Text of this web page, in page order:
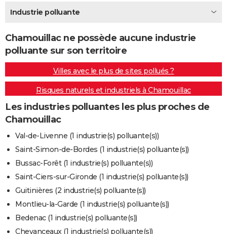
Destinations
City break
Voyage nature
Voyage de noces
Forum
Climat
+PHOTO
GUIDES D'ACHAT
BONS PLANS
CARTE DE VOEUX
Carte de Noël
Carte Bonne année
Carte Saint-Valentin
Carte Pâques
Carte d'anniversaire
DICTIONNAIRE
Dictionnaire
Biographies
Citations
Expressions
Proverbes
PROGRAMME TV
COPAINS D'AVANT
S'inscrire
Se connecter
Lycées
Collèges
Primaires
Universités
Entreprises
Service militaire
Avis de recherche
FORUM
Bricolage
Lifestyle
Culture
Sport
Auto
Television
Voyage
Cinema
Industrie polluante
Chamouillac ne possède aucune industrie
polluante sur son territoire
Villes avec le plus de sites pollués ?
Risques naturels et industriels à Chamouillac
Les industries polluantes les plus proches de
Chamouillac
Val-de-Livenne (1 industrie(s) polluante(s))
Saint-Simon-de-Bordes (1 industrie(s) polluante(s))
Bussac-Forêt (1 industrie(s) polluante(s))
Saint-Ciers-sur-Gironde (1 industrie(s) polluante(s))
Guitinières (2 industrie(s) polluante(s))
Montlieu-la-Garde (1 industrie(s) polluante(s))
Bedenac (1 industrie(s) polluante(s))
Chevanceaux (1 industrie(s) polluante(s))